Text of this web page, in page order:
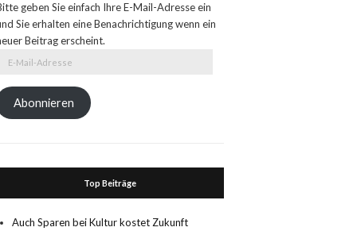
geben Sie einfach Ihre E-Mail-Adresse ein
Sie erhalten eine Benachrichtigung wenn ein
Beitrag erscheint.
Adresse
Abonnieren
Top Beiträge
Auch Sparen bei Kultur kostet Zukunft